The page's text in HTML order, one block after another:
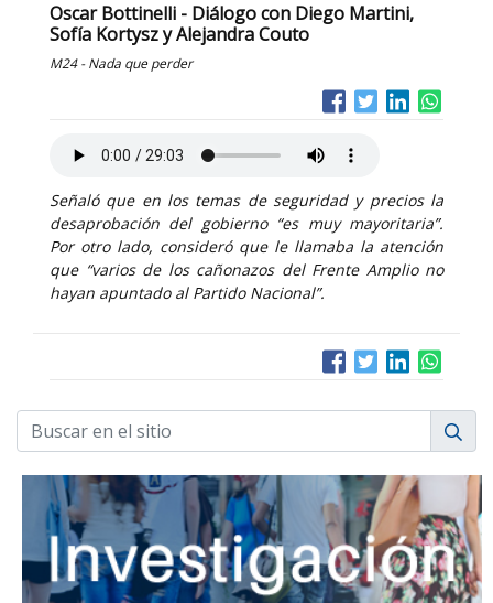
Oscar Bottinelli - Diálogo con Diego Martini,
Sofía Kortysz y Alejandra Couto
M24 - Nada que perder
Señaló que en los temas de seguridad y precios la
desaprobación del gobierno “es muy mayoritaria”.
Por otro lado, consideró que le llamaba la atención
que “varios de los cañonazos del Frente Amplio no
hayan apuntado al Partido Nacional”.